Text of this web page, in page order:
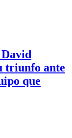
triunfo ante
que